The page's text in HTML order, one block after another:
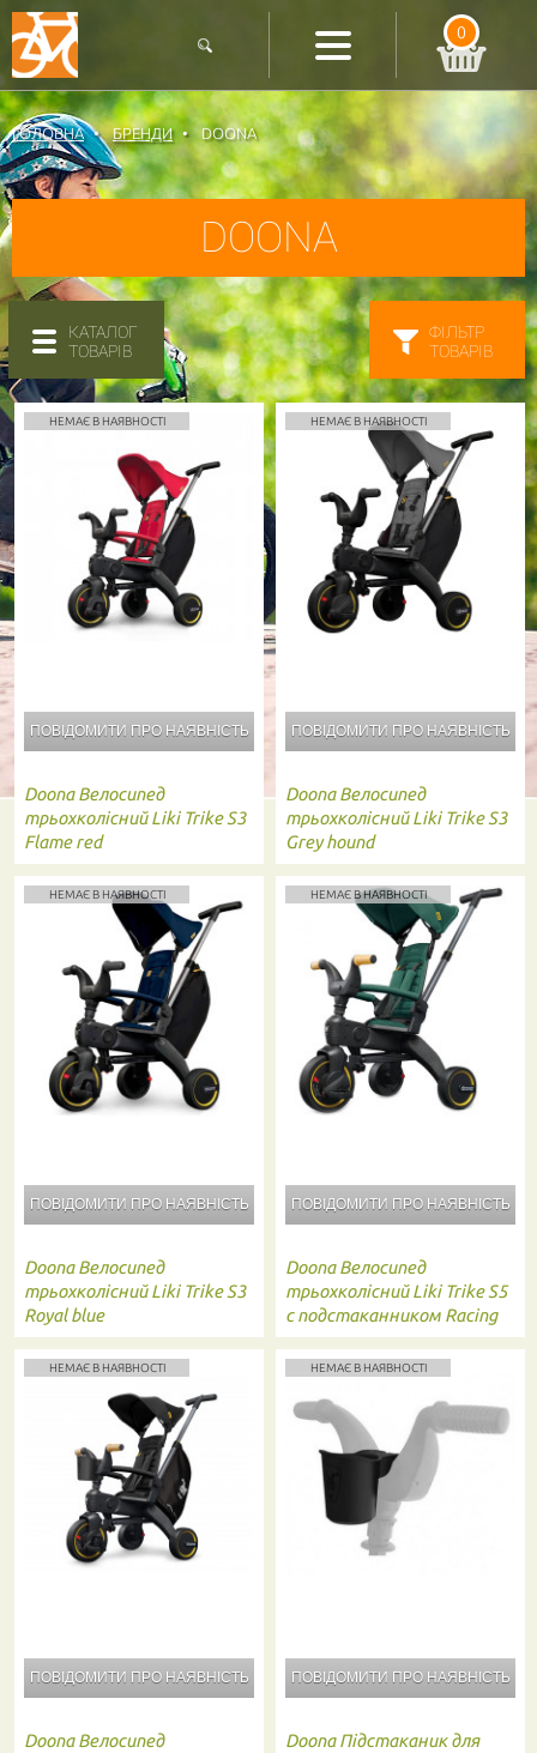
0
ГОЛОВНА БРЕНДИ DOONA
DOONA
КАТАЛОГ
ТОВАРІВ
ФІЛЬТР
ТОВАРІВ
НЕМАЄ В НАЯВНОСТІ
ПОВІДОМИТИ ПРО НАЯВНІСТЬ
Doona Велосипед
трьохколісний Liki Trike S3
Flame red
НЕМАЄ В НАЯВНОСТІ
ПОВІДОМИТИ ПРО НАЯВНІСТЬ
Doona Велосипед
трьохколісний Liki Trike S3
Grey hound
НЕМАЄ В НАЯВНОСТІ
ПОВІДОМИТИ ПРО НАЯВНІСТЬ
Doona Велосипед
трьохколісний Liki Trike S3
Royal blue
НЕМАЄ В НАЯВНОСТІ
ПОВІДОМИТИ ПРО НАЯВНІСТЬ
Doona Велосипед
трьохколісний Liki Trike S5
c подстаканником Racing
green
НЕМАЄ В НАЯВНОСТІ
ПОВІДОМИТИ ПРО НАЯВНІСТЬ
Doona Велосипед
НЕМАЄ В НАЯВНОСТІ
ПОВІДОМИТИ ПРО НАЯВНІСТЬ
Doona Підстаканик для